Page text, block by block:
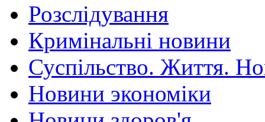
Розслідування
Кримінальні новини
Суспільство. Життя.
Новини экономіки